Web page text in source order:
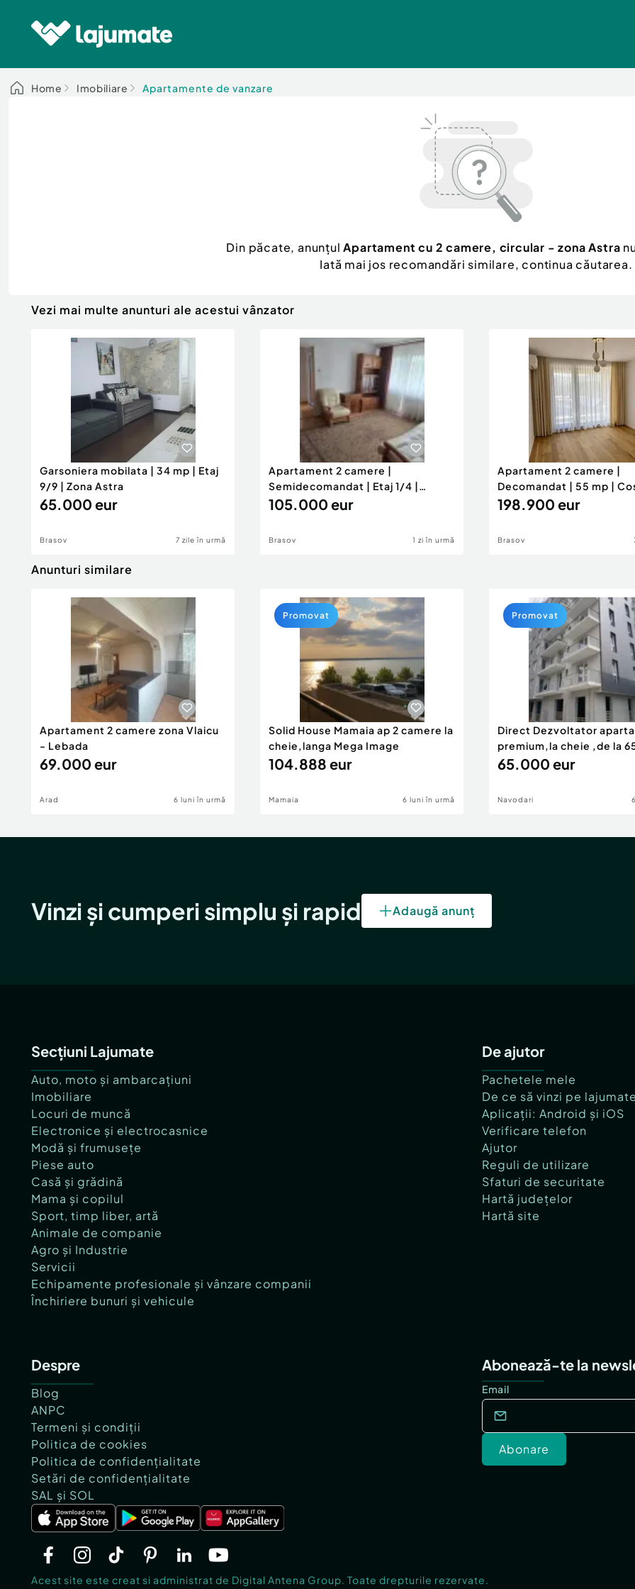
Home Imobiliare Apartamente de vanzare
Din păcate, anunțulApartament cu 2 camere, circular - zona Astra
Iată mai jos recomandări similare, continua căutarea.
Vezi mai multe anunturi ale acestui vânzator
Garsoniera mobilata | 34 mp | Etaj
9/9 | Zona Astra
65.000 eur
Brasov 7 zile în urmă
Apartament 2 camere |
Semidecomandat | Etaj 1/4 |
Centrul Civic
105.000 eur
Brasov 1 zi în urmă
Apartament 2 camere |
Decomandat | 55 mp |
Rise
198.900 eur
Brasov
Anunturi similare
Apartament 2 camere zona Vlaicu
- Lebada
69.000 eur
Arad 6 luni în urmă
Solid House Mamaia ap 2 camere la
cheie,langa Mega Image
104.888 eur
Mamaia 6 luni în urmă
Promovat
Direct Dezvoltator
premium,la cheie ,de la
eur
65.000 eur
Navodari
Promovat
Vinzi și cumperi simplu și rapid Adaugă anunț
Secțiuni Lajumate
Auto, moto și ambarcațiuni
Imobiliare
Locuri de muncă
Electronice și electrocasnice
Modă și frumusețe
Piese auto
Casă și grădină
Mama și copilul
Sport, timp liber, artă
Animale de companie
Agro și Industrie
Servicii
Echipamente profesionale și vânzare companii
Închiriere bunuri și vehicule
De ajutor
Pachetele mele
De ce să vinzi pe
Aplicații: Android și iOS
Verificare telefon
Ajutor
Reguli de utilizare
Sfaturi de securitate
Hartă județelor
Hartă site
Despre
Blog
ANPC
Termeni și condiții
Politica de cookies
Politica de confidențialitate
Setări de confidențialitate
SAL și SOL
Abonează-te la
Email
Abonare
Acest site este creat si administrat de Digital Antena Group. Toate drepturile rezervate.